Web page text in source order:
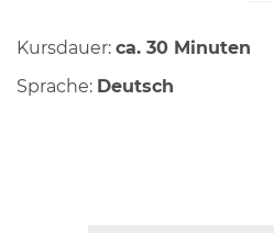
Kursdauer: ca. 30 Minuten
Sprache: Deutsch